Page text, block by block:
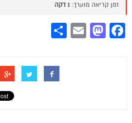
זמן קריאה מוערך: 1 דקה
Facebook
Mastodon
Email